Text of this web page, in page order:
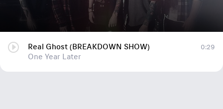
Real Ghost (BREAKDOWN SHOW)
One Year Later
0:29